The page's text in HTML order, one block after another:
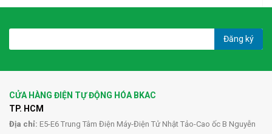
Đăng ký
CỬA HÀNG ĐIỆN TỰ ĐỘNG HÓA BKAC
TP. HCM
Địa chỉ: E5-E6 Trung Tâm Điện Máy-Điện Tử Nhật Tảo-Cao ốc B Nguyễn